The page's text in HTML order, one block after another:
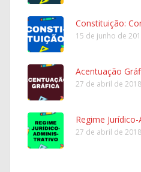
Constituição:
15 de junho de
Acentuação
27 de abril de 2018
Regime
27 de abril de 2018